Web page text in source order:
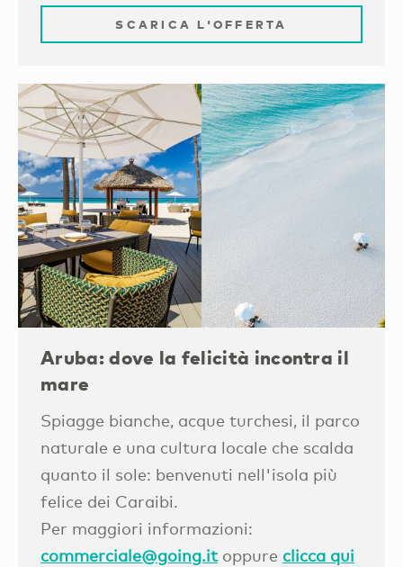
SCARICA L'OFFERTA
Aruba: dove la felicità incontra il
mare
Spiagge bianche, acque turchesi, il parco
naturale e una cultura locale che scalda
quanto il sole: benvenuti nell'isola più
felice dei Caraibi.
Per maggiori informazioni:
commerciale@going.itoppure clicca qui